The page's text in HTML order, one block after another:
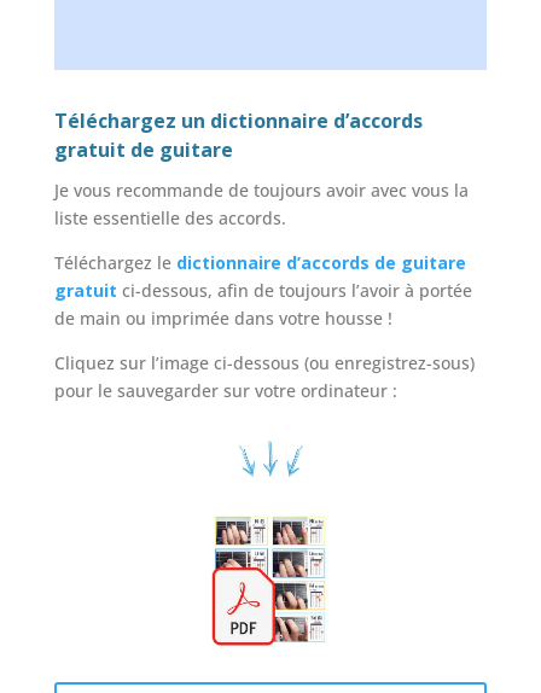
Téléchargez un dictionnaire d’accords
gratuit de guitare
Je vous recommande de toujours avoir avec vous la
liste essentielle des accords.
Téléchargez le dictionnaire d’accords de guitare
gratuit ci-dessous, afin de toujours l’avoir à portée
de main ou imprimée dans votre housse !
Cliquez sur l’image ci-dessous (ou enregistrez-sous)
pour le sauvegarder sur votre ordinateur :